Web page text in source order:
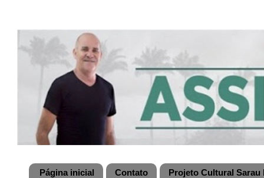
Página inicial Contato Projeto Cultural